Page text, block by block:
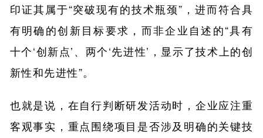
印证其属于“突破现有的技术瓶颈”，进而符合具
有明确的创新目标要求，而非企业自述的“具有
十个‘创新点’、两个‘先进性’，显示了技术上的创
新性和先进性”。
也就是说，在自行判断研发活动时，企业应注重
客观事实，重点围绕项目是否涉及明确的关键技